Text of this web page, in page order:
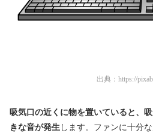
出典： https://
吸気口の近くに物を置いていると、
きな音が発生 します。ファンに十分